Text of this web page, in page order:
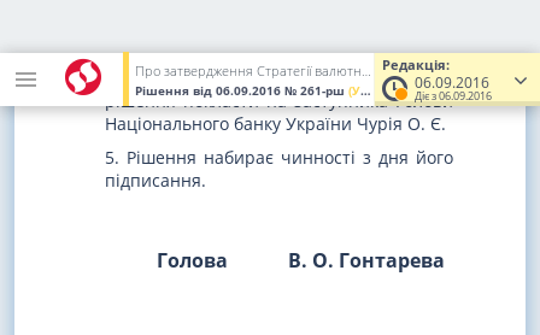
Редакція:
06.09.2016
Діє з 06.09.2016
Про затвердження Стратегії валютних інтервенцій Національного банку України на 2016 - 2020 роки
Рішення від 06.09.2016 № 261-рш (Увага! Попередня редакція.)
4. Контроль за виконанням цього
рішення покласти на заступника Голови
Національного банку України Чурія О. Є.
5. Рішення набирає чинності з дня його
підписання.
Голова В. О. Гонтарева